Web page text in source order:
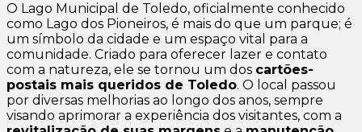
O Lago Municipal de Toledo, oficialmente conhecido
como Lago dos Pioneiros, é mais do que um parque; é
um símbolo da cidade e um espaço vital para a
comunidade. Criado para oferecer lazer e contato
com a natureza, ele se tornou um dos cartões-
postais mais queridos de Toledo. O local passou
por diversas melhorias ao longo dos anos, sempre
visando aprimorar a experiência dos visitantes, com a